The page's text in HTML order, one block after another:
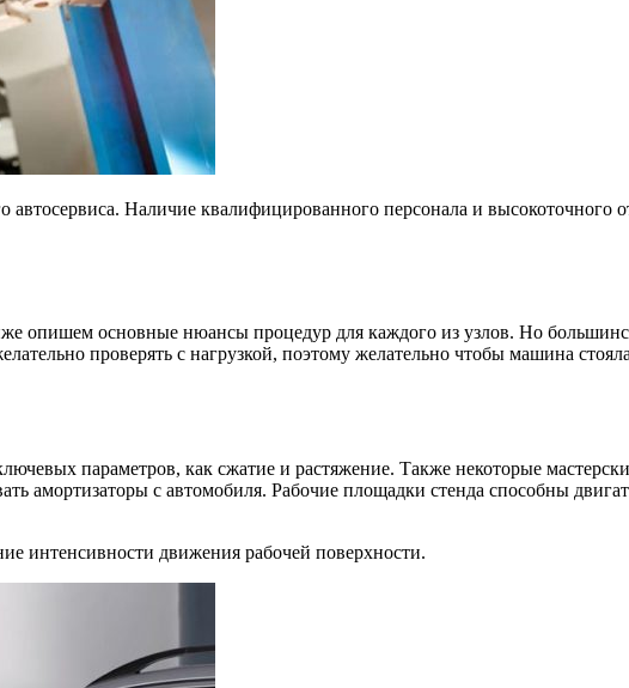
Наличие квалифицированного персонала и высокоточного
опишем основные нюансы процедур для каждого из узлов. Но
проверять с нагрузкой, поэтому желательно чтобы машина
параметров, как сжатие и растяжение. Также некоторые
амортизаторы с автомобиля. Рабочие площадки стенда способны
интенсивности движения рабочей поверхности.